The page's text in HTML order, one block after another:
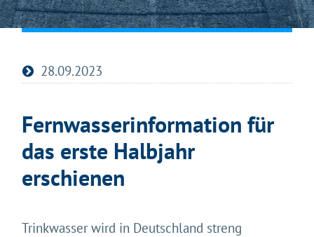
28.09.2023
Fernwasserinformation für
das erste Halbjahr
erschienen
Trinkwasser wird in Deutschland streng